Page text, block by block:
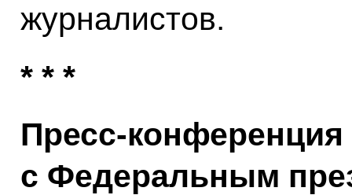
журналистов.
* * *
Пресс-конференция
с Федеральным